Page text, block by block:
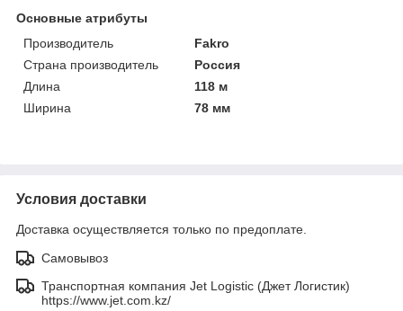
Основные атрибуты
Производитель
Fakro
Страна производитель
Россия
Длина
118 м
Ширина
78 мм
Условия доставки
Доставка осуществляется только по предоплате.
Самовывоз
Транспортная компания Jet Logistic (Джет Логистик)
https://www.jet.com.kz/